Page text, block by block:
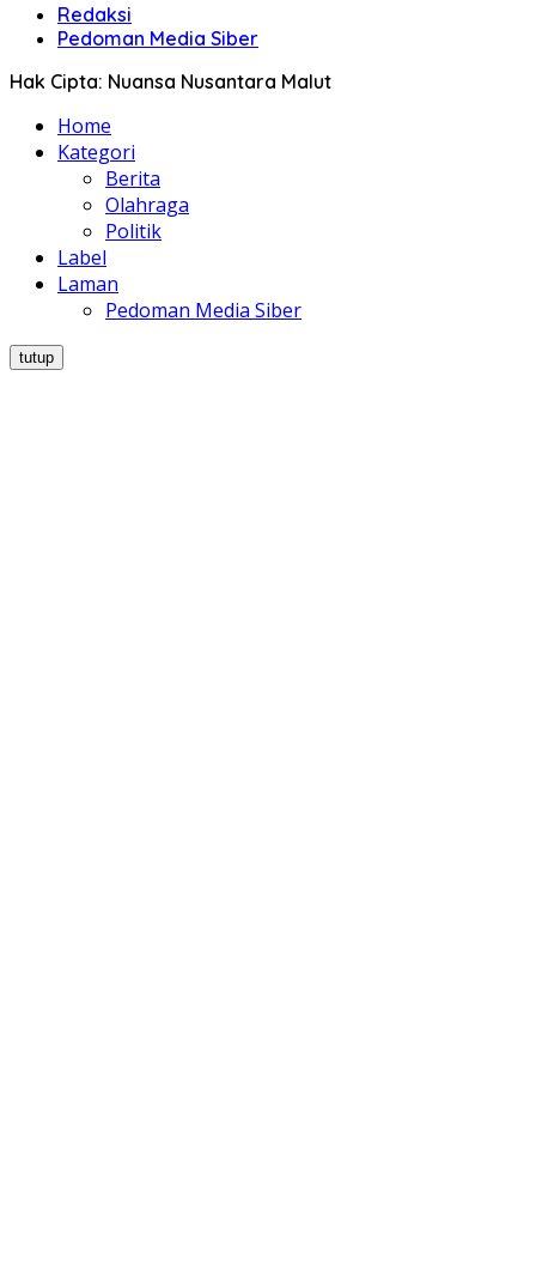
Redaksi
Pedoman Media Siber
Hak Cipta: Nuansa Nusantara Malut
Home
Kategori
Berita
Olahraga
Politik
Label
Laman
Pedoman Media Siber
tutup